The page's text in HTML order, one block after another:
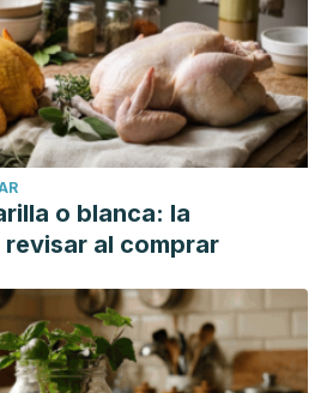
o blanca: la
al comprar